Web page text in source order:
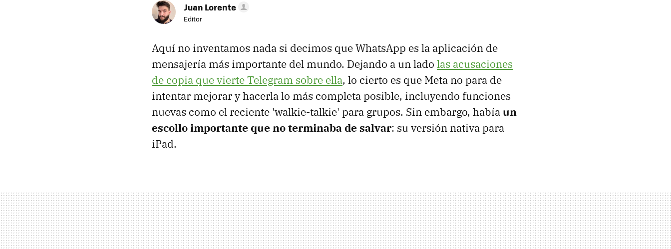
Juan Lorente
Editor
Aquí no inventamos nada si decimos que WhatsApp es la aplicación de
mensajería más importante del mundo. Dejando a un lado las acusaciones
de copia que vierte Telegram sobre ella, lo cierto es que Meta no para de
intentar mejorar y hacerla lo más completa posible, incluyendo funciones
nuevas como el reciente 'walkie-talkie' para grupos. Sin embargo, habíaun
escollo importante que no terminaba de salvar: su versión nativa para
iPad.